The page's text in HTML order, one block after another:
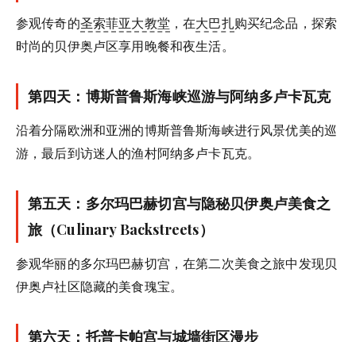
参观传奇的圣索菲亚大教堂 ，在大巴扎购买纪念品，探索
时尚的贝伊奥卢区享用晚餐和夜生活。
第四天：博斯普鲁斯海峡巡游与阿纳多卢卡瓦克
沿着分隔欧洲和亚洲的博斯普鲁斯海峡进行风景优美的巡
游，最后到访迷人的渔村阿纳多卢卡瓦克。
第五天：多尔玛巴赫切宫与隐秘贝伊奥卢美食之
旅（Culinary Backstreets）
参观华丽的多尔玛巴赫切宫，在第二次美食之旅中发现贝
伊奥卢社区隐藏的美食瑰宝。
第六天：托普卡帕宫与城墙街区漫步